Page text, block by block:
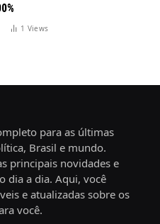
1 Views
para as últimas
Brasil e mundo.
principais novidades e
dia a dia. Aqui, você
e atualizadas sobre os
você.